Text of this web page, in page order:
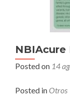
Posted on 14
Posted in Otros